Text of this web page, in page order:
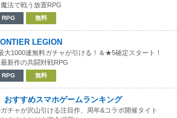
法で戦う放置RPG
RPG 無料
LEGION
大1000連無料ガチャが引ける！＆★5確定スタート！
最新作の共闘対戦RPG
RPG 無料
おすすめスマホゲームランキング
チャが沢山引ける注目作、周年&コラボ開催タイト